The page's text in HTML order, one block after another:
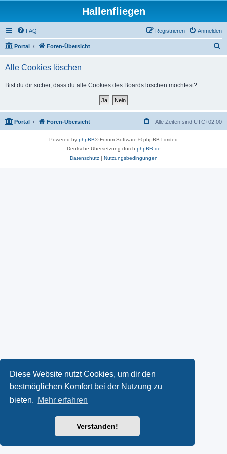
Diese Website nutzt Cookies, um dir den
bestmöglichen Komfort bei der Nutzung zu
bieten. Mehr erfahren
Verstanden!
Hallenfliegen
FAQ Anmelden
Registrieren
Portal Foren-Übersicht
Alle Cookies löschen
Bist du dir sicher, dass du alle Cookies des Boards löschen möchtest?
Portal Foren-Übersicht Alle Zeiten sind UTC+02:00
Powered by phpBB® Forum Software © phpBB Limited
Deutsche Übersetzung durch phpBB.de
Datenschutz| Nutzungsbedingungen